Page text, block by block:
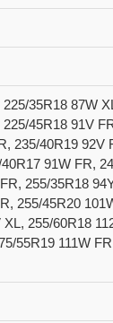
35R18 87W
45R18 91V
235/40R19 92V
91W FR,
255/35R18
255/45R20
255/60R18
55R19 111W